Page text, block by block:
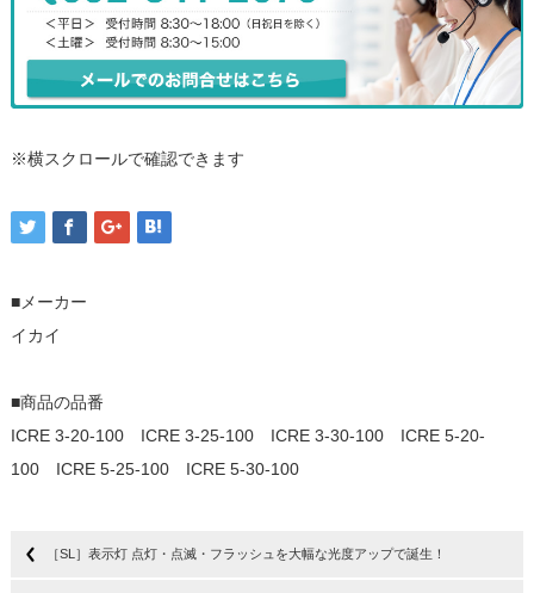
※横スクロールで確認できます
■メーカー
イカイ
■商品の品番
ICRE 3-20-100 ICRE 3-25-100 ICRE 3-30-100 ICRE 5-20-
100 ICRE 5-25-100 ICRE 5-30-100
［SL］表示灯 点灯・点滅・フラッシュを大幅な光度アップで誕生！